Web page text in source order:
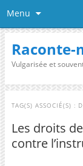
Menu
Vulgarisée et
TAG(S) ASSOCIÉ(S) :
Les droits
contre